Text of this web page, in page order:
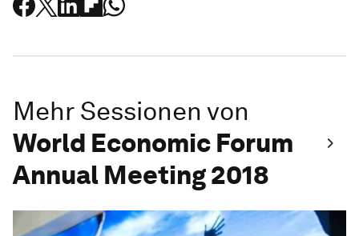
Mehr Sessionen von
World Economic Forum
Annual Meeting 2018